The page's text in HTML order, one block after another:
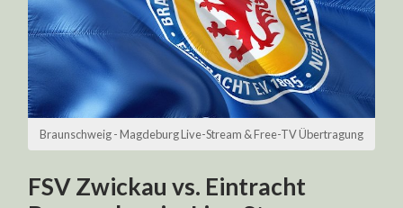
Braunschweig - Magdeburg Live-Stream & Free-TV Übertragung
FSV Zwickau vs. Eintracht